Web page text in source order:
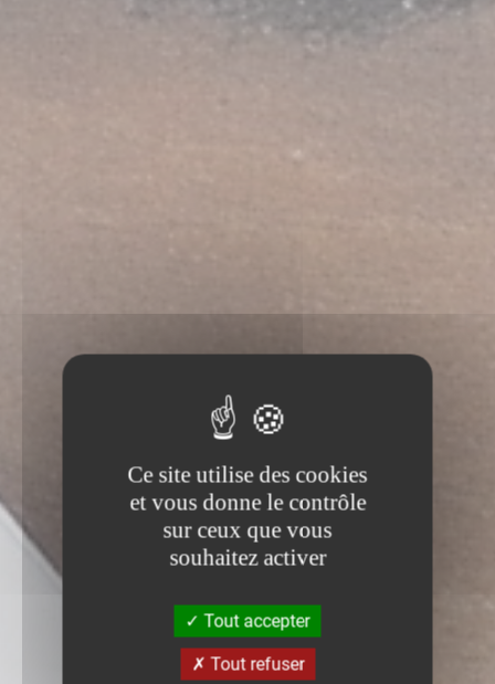
Ce site utilise des cookies
et vous donne le contrôle
sur ceux que vous
souhaitez activer
Tout accepter
Tout refuser